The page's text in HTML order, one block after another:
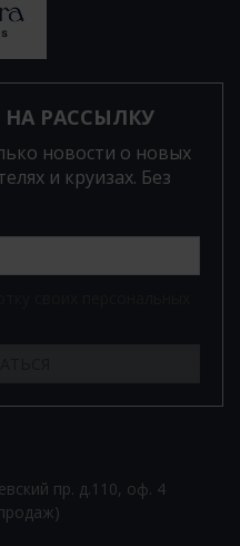
РАССЫЛКУ
новости о новых
и круизах. Без
пр. д.110, оф. 4